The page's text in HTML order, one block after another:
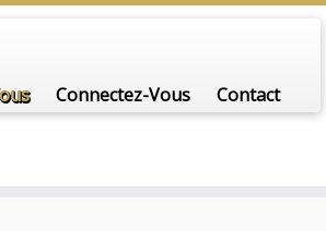
Connectez-Vous Contact